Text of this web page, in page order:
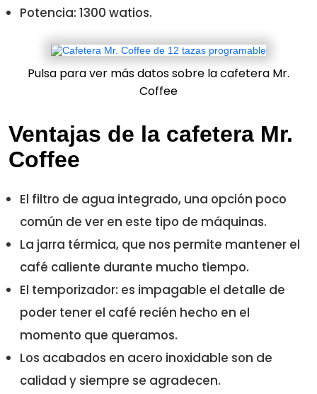
Potencia: 1300 watios.
Pulsa para ver más datos sobre la cafetera Mr.
Coffee
Ventajas de la cafetera Mr.
Coffee
El filtro de agua integrado, una opción poco
común de ver en este tipo de máquinas.
La jarra térmica, que nos permite mantener el
café caliente durante mucho tiempo.
El temporizador: es impagable el detalle de
poder tener el café recién hecho en el
momento que queramos.
Los acabados en acero inoxidable son de
calidad y siempre se agradecen.